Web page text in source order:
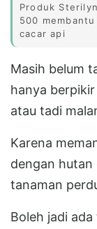
Produk
500
cacar api
Masih belum
hanya
atau tadi
Karena
dengan
tanaman
Boleh jadi